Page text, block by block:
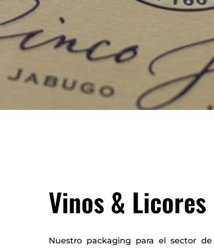
Vinos & Licores
Nuestro packaging para el sector de